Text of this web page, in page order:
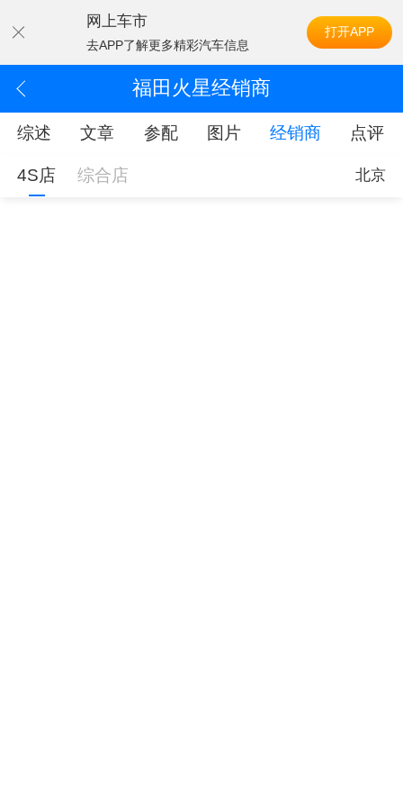
网上车市
去APP了解更多精彩汽车信息
打开APP
福田火星经销商
综述 文章 参配 图片 经销商 点评
4S店 综合店 北京